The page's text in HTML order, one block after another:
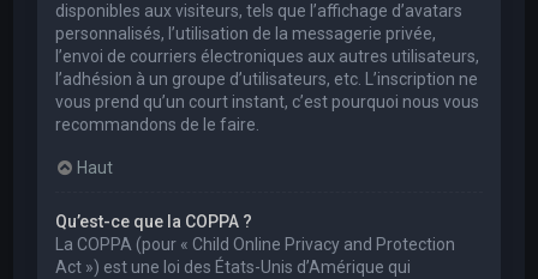
disponibles aux visiteurs, tels que l’affichage d’avatars
personnalisés, l’utilisation de la messagerie privée,
l’envoi de courriers électroniques aux autres utilisateurs,
l’adhésion à un groupe d’utilisateurs, etc. L’inscription ne
vous prend qu’un court instant, c’est pourquoi nous vous
recommandons de le faire.
Haut
Qu’est-ce que la COPPA ?
La COPPA (pour « Child Online Privacy and Protection
Act ») est une loi des États-Unis d’Amérique qui